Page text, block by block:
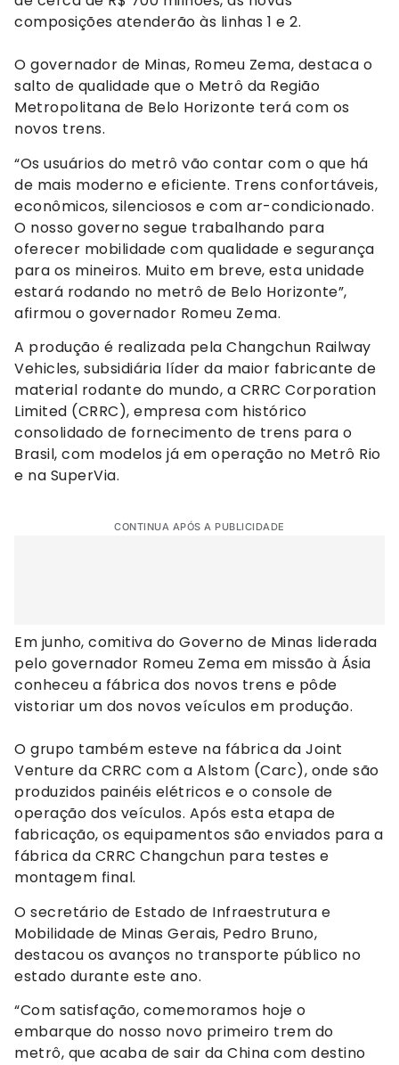
composições atenderão às linhas 1 e 2.
O governador de Minas, Romeu Zema, destaca o
salto de qualidade que o Metrô da Região
Metropolitana de Belo Horizonte terá com os
novos trens.
“Os usuários do metrô vão contar com o que há
de mais moderno e eficiente. Trens confortáveis,
econômicos, silenciosos e com ar-condicionado.
O nosso governo segue trabalhando para
oferecer mobilidade com qualidade e segurança
para os mineiros. Muito em breve, esta unidade
estará rodando no metrô de Belo Horizonte”,
afirmou o governador Romeu Zema.
A produção é realizada pela Changchun Railway
Vehicles, subsidiária líder da maior fabricante de
material rodante do mundo, a CRRC Corporation
Limited (CRRC), empresa com histórico
consolidado de fornecimento de trens para o
Brasil, com modelos já em operação no Metrô Rio
e na SuperVia.
CONTINUA APÓS A PUBLICIDADE
Em junho, comitiva do Governo de Minas liderada
pelo governador Romeu Zema em missão à Ásia
conheceu a fábrica dos novos trens e pôde
vistoriar um dos novos veículos em produção.
O grupo também esteve na fábrica da Joint
Venture da CRRC com a Alstom (Carc), onde são
produzidos painéis elétricos e o console de
operação dos veículos. Após esta etapa de
fabricação, os equipamentos são enviados para a
fábrica da CRRC Changchun para testes e
montagem final.
O secretário de Estado de Infraestrutura e
Mobilidade de Minas Gerais, Pedro Bruno,
destacou os avanços no transporte público no
estado durante este ano.
“Com satisfação, comemoramos hoje o
embarque do nosso novo primeiro trem do
metrô, que acaba de sair da China com destino